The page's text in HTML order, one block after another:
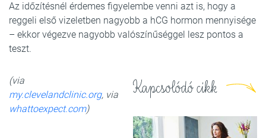
Az időzítésnél érdemes figyelembe venni azt is, hogy a
reggeli első vizeletben nagyobb a hCG hormon mennyisége
– ekkor végezve nagyobb valószínűséggel lesz pontos a
teszt.
Kapcsolódó cikk
(via
my.clevelandclinic.org, via
whattoexpect.com)